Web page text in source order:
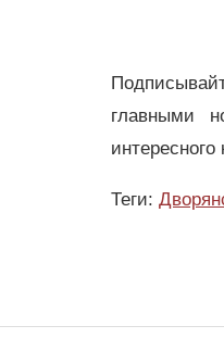
главными
интересного
Теги: